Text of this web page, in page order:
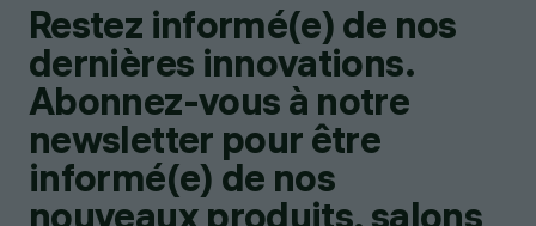
Restez informé(e) de nos
dernières innovations.
Abonnez-vous à notre
newsletter pour être
informé(e) de nos
nouveaux produits, salons